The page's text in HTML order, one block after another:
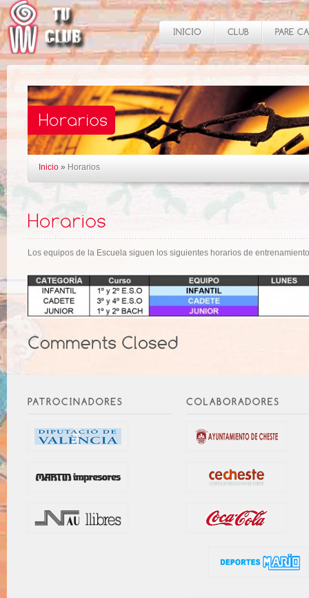
Inicio » Horarios
Los equipos de la Escuela siguen los siguientes horarios de